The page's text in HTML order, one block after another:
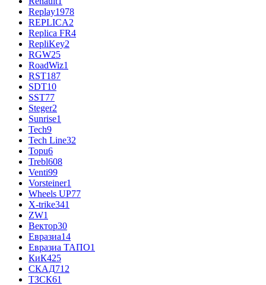
Replay1978
REPLICA2
Replica FR4
RepliKey2
RGW25
RoadWiz1
RST187
SDT10
SST77
Steger2
Sunrise1
Tech9
Tech Line32
Topu6
Trebl608
Venti99
Vorsteiner1
Wheels UP77
X-trike341
ZW1
Вектор30
Евразиа14
Евразиа ТАПО1
КиК425
СКАД712
ТЗСК61